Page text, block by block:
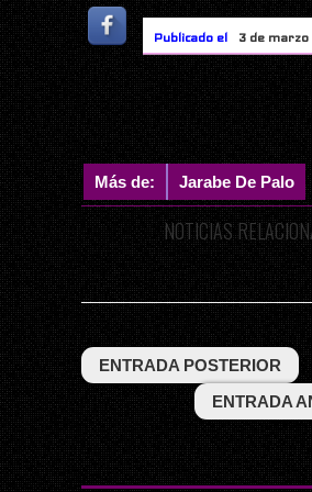
Publicado el 3 de marzo
Más de: Jarabe De Palo
NOTICIAS
ENTRADA POSTERIOR
ENTRADA